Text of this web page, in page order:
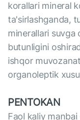
korallari mineral
ta'sirlashganda,
minerallari
butunligini
ishqor
organoleptik
PENTOKAN
Faol kaliy